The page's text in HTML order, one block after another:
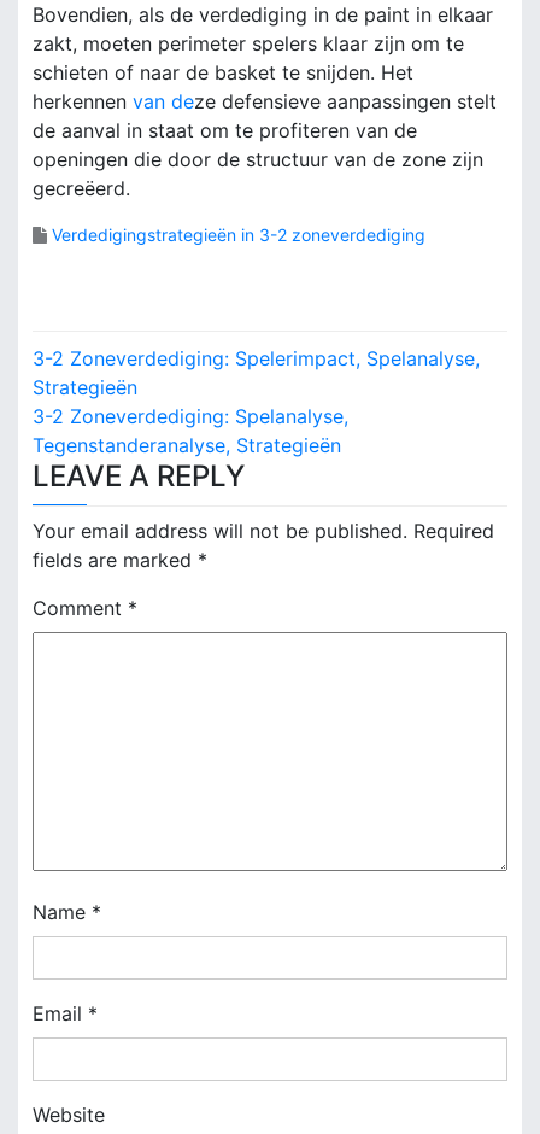
Bovendien, als de verdediging in de paint in elkaar
zakt, moeten perimeter spelers klaar zijn om te
schieten of naar de basket te snijden. Het
herkennen van deze defensieve aanpassingen stelt
de aanval in staat om te profiteren van de
openingen die door de structuur van de zone zijn
gecreëerd.
Verdedigingstrategieën in 3-2 zoneverdediging
P
o
s
t
n
a
v
o
n
3-2 Zoneverdediging: Spelerimpact, Spelanalyse,
Strategieën
3-2 Zoneverdediging: Spelanalyse,
Tegenstanderanalyse, Strategieën
LEAVE A REPLY
Your email address will not be published. Required
fields are marked *
Comment *
Name *
Email *
Website